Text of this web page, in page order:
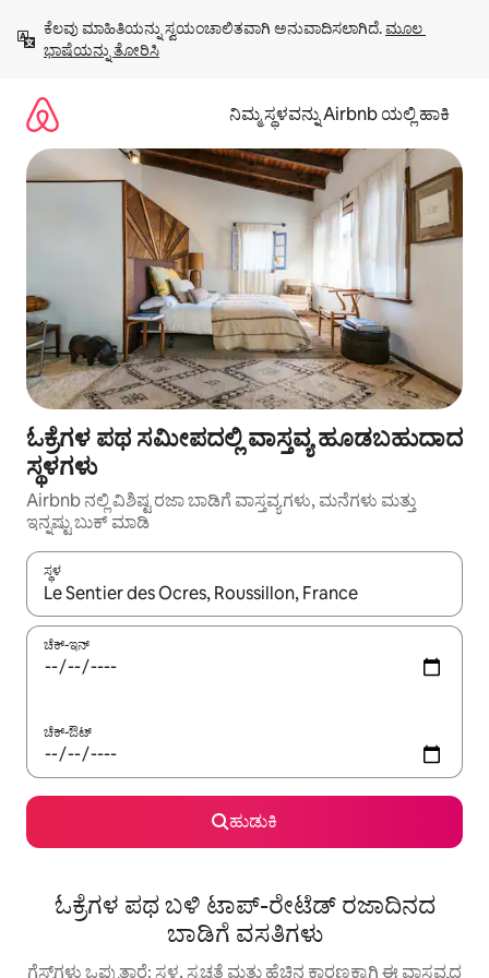
ಹೋಗಿ
ಕೆಲವು ಮಾಹಿತಿಯನ್ನು ಸ್ವಯಂಚಾಲಿತವಾಗಿ ಅನುವಾದಿಸಲಾಗಿದೆ. ಮೂಲ
ಭಾಷೆಯನ್ನು ತೋರಿಸಿ
ನಿಮ್ಮ ಸ್ಥಳವನ್ನು Airbnb ಯಲ್ಲಿ ಹಾಕಿ
ಓಕ್ರೆಗಳ ಪಥ ಸಮೀಪದಲ್ಲಿ ವಾಸ್ತವ್ಯ ಹೂಡಬಹುದಾದ
ಸ್ಥಳಗಳು
Airbnb ನಲ್ಲಿ ವಿಶಿಷ್ಟ ರಜಾ ಬಾಡಿಗೆ ವಾಸ್ತವ್ಯಗಳು, ಮನೆಗಳು ಮತ್ತು
ಇನ್ನಷ್ಟು ಬುಕ್ ಮಾಡಿ
ಸ್ಥಳ
ಫಲಿತಾಂಶಗಳು ಲಭ್ಯವಿರುವಾಗ, ಅಪ್ ಮತ್ತು ಡೌನ್ ಬಾಣದ ಕೀಲಿಗಳೊಂದಿಗೆ
ಚೆಕ್-ಇನ್
ಚೆಕ್-ಔಟ್
ಹುಡುಕಿ
ಓಕ್ರೆಗಳ ಪಥ ಬಳಿ ಟಾಪ್-ರೇಟೆಡ್ ರಜಾದಿನದ
ಬಾಡಿಗೆ ವಸತಿಗಳು
ಗೆಸ್ಟ್‌ಗಳು ಒಪ್ಪುತ್ತಾರೆ: ಸ್ಥಳ, ಸ್ವಚ್ಛತೆ ಮತ್ತು ಹೆಚ್ಚಿನ ಕಾರಣಕ್ಕಾಗಿ ಈ ವಾಸ್ತವ್ಯದ